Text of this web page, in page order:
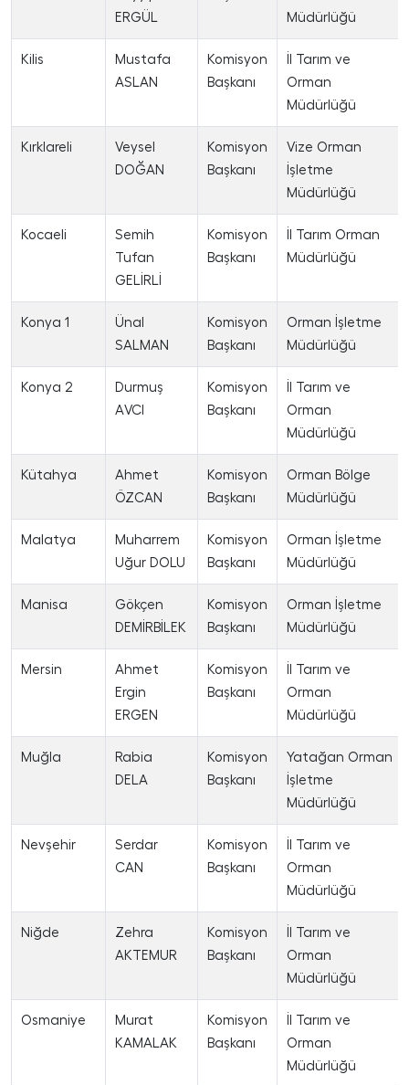
ERGÜL
Müdürlüğü
Kilis
Mustafa
ASLAN
Komisyon
Başkanı
İl Tarım ve
Orman
Müdürlüğü
Kırklareli
Veysel
DOĞAN
Komisyon
Başkanı
Vize Orman
İşletme
Müdürlüğü
Kocaeli
Semih
Tufan
GELİRLİ
Komisyon
Başkanı
İl Tarım Orman
Müdürlüğü
Konya 1
Ünal
SALMAN
Komisyon
Başkanı
Orman İşletme
Müdürlüğü
Konya 2
Durmuş
AVCI
Komisyon
Başkanı
İl Tarım ve
Orman
Müdürlüğü
Kütahya
Ahmet
ÖZCAN
Komisyon
Başkanı
Orman Bölge
Müdürlüğü
Malatya
Muharrem
Uğur DOLU
Komisyon
Başkanı
Orman İşletme
Müdürlüğü
Manisa
Gökçen
DEMİRBİLEK
Komisyon
Başkanı
Orman İşletme
Müdürlüğü
Mersin
Ahmet
Ergin
ERGEN
Komisyon
Başkanı
İl Tarım ve
Orman
Müdürlüğü
Muğla
Rabia
DELA
Komisyon
Başkanı
Yatağan Orman
İşletme
Müdürlüğü
Nevşehir
Serdar
CAN
Komisyon
Başkanı
İl Tarım ve
Orman
Müdürlüğü
Niğde
Zehra
AKTEMUR
Komisyon
Başkanı
İl Tarım ve
Orman
Müdürlüğü
Osmaniye
Murat
KAMALAK
Komisyon
Başkanı
İl Tarım ve
Orman
Müdürlüğü